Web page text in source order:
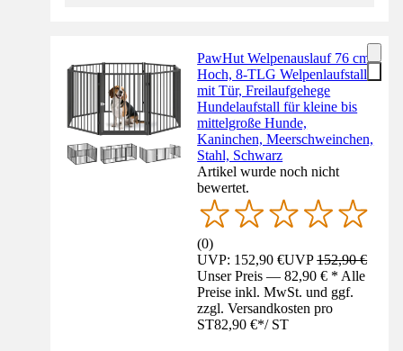
PawHut Welpenauslauf 76 cm
Hoch, 8-TLG Welpenlaufstall
mit Tür, Freilaufgehege
Hundelaufstall für kleine bis
mittelgroße Hunde,
Kaninchen, Meerschweinchen,
Stahl, Schwarz
Artikel wurde noch nicht
bewertet.
(0)
UVP: 152,90 €UVP152,90 €
Unser Preis — 82,90 € * Alle
Preise inkl. MwSt. und ggf.
zzgl. Versandkosten pro
ST82,90 €*/ ST